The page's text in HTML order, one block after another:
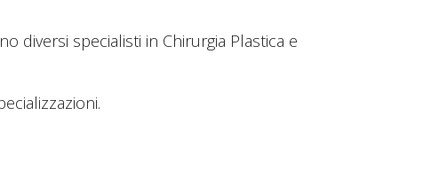
diversi specialisti in Chirurgia Plastica e